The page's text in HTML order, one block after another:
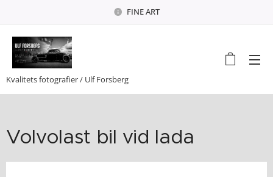
FINE ART
Kvalitets fotografier / Ulf Forsberg
Volvolast bil vid lada